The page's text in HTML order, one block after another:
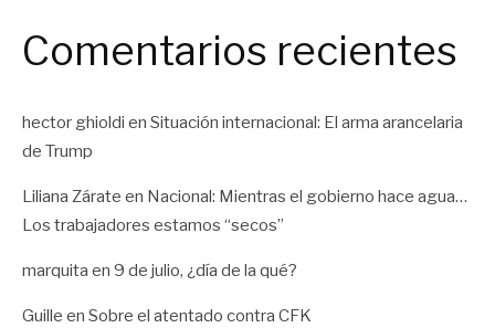
Comentarios recientes
hector ghioldi en Situación internacional: El arma arancelaria
de Trump
Liliana Zárate en Nacional: Mientras el gobierno hace agua…
Los trabajadores estamos “secos”
marquita en 9 de julio, ¿día de la qué?
Guille en Sobre el atentado contra CFK